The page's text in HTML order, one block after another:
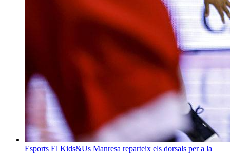
Esports El Kids&Us Manresa reparteix els dorsals per a la